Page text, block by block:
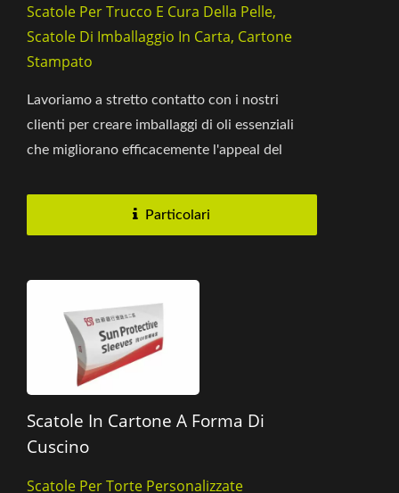
Scatole Per Trucco E Cura Della Pelle,
Scatole Di Imballaggio In Carta, Cartone
Stampato
Lavoriamo a stretto contatto con i nostri
clienti per creare imballaggi di oli essenziali
che migliorano efficacemente l'appeal del
Particolari
Scatole In Cartone A Forma Di
Cuscino
Scatole Per Torte Personalizzate